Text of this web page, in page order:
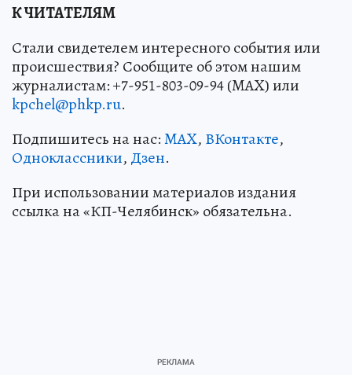
К ЧИТАТЕЛЯМ
Стали свидетелем интересного события или
происшествия? Сообщите об этом нашим
журналистам: +7-951-803-09-94 (MAX) или
kpchel@phkp.ru.
Подпишитесь на нас:MAX, ВКонтакте,
Одноклассники, Дзен.
При использовании материалов издания
ссылка на «КП-Челябинск» обязательна.